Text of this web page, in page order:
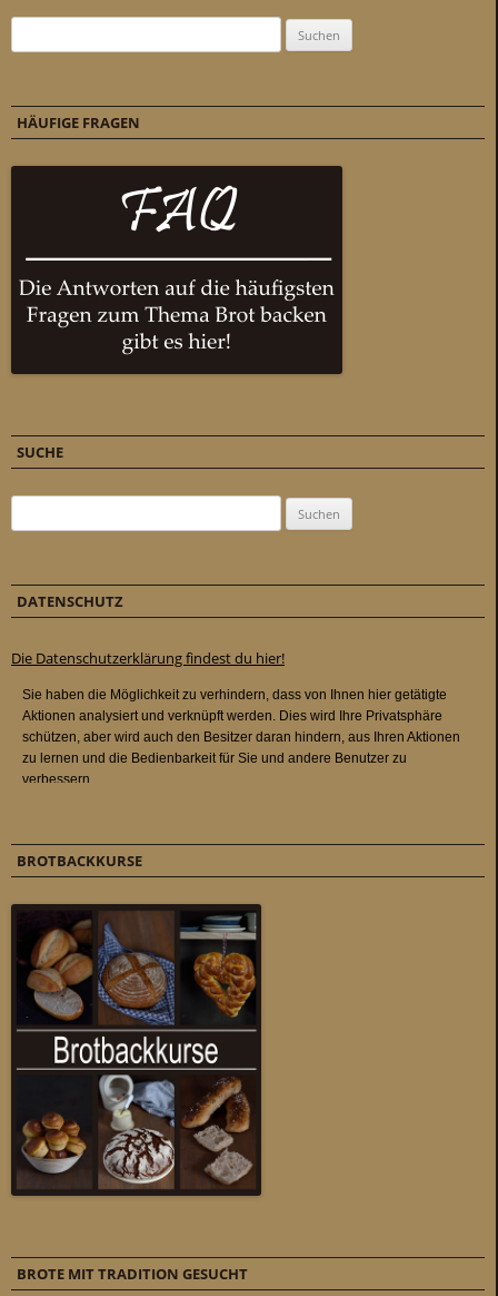
HÄUFIGE FRAGEN
SUCHE
DATENSCHUTZ
Die Datenschutzerklärung findest du hier!
BROTBACKKURSE
BROTE MIT TRADITION GESUCHT